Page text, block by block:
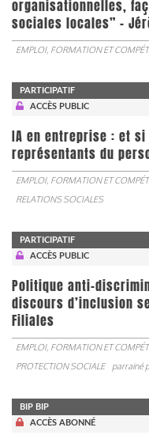
organisationnelles,
sociales locales” -
EMPLOI, FORMATION ET
PARTICIPATIF
ACCÈS PUBLIC
IA en entreprise : et
représentants du
EMPLOI, FORMATION ET
RELATIONS SOCIALES
PARTICIPATIF
ACCÈS PUBLIC
Politique anti-
discours d’inclusion
Filiales
EMPLOI, FORMATION ET
PROTECTION SOCIALE
parrainé
BIP BIP
ACCÈS ABONNÉ